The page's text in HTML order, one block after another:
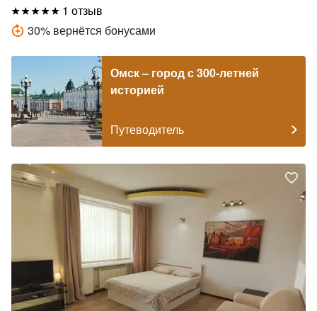
1 отзыв
30% вернётся бонусами
Омск – город с 300-летней
историей
Путеводитель